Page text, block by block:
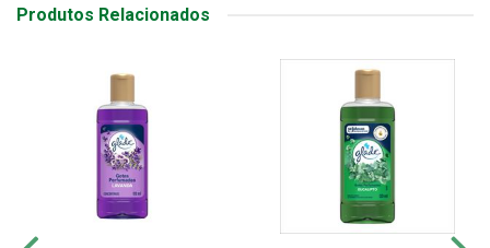
Produtos Relacionados